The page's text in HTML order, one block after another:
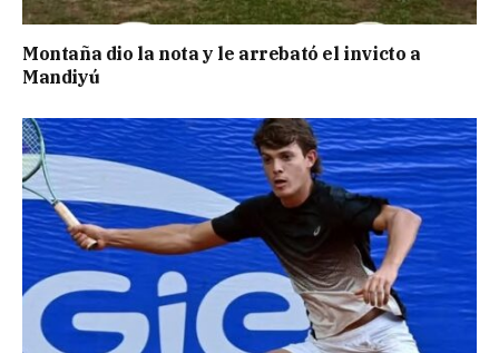
Montaña dio la nota y le arrebató el invicto a
Mandiyú